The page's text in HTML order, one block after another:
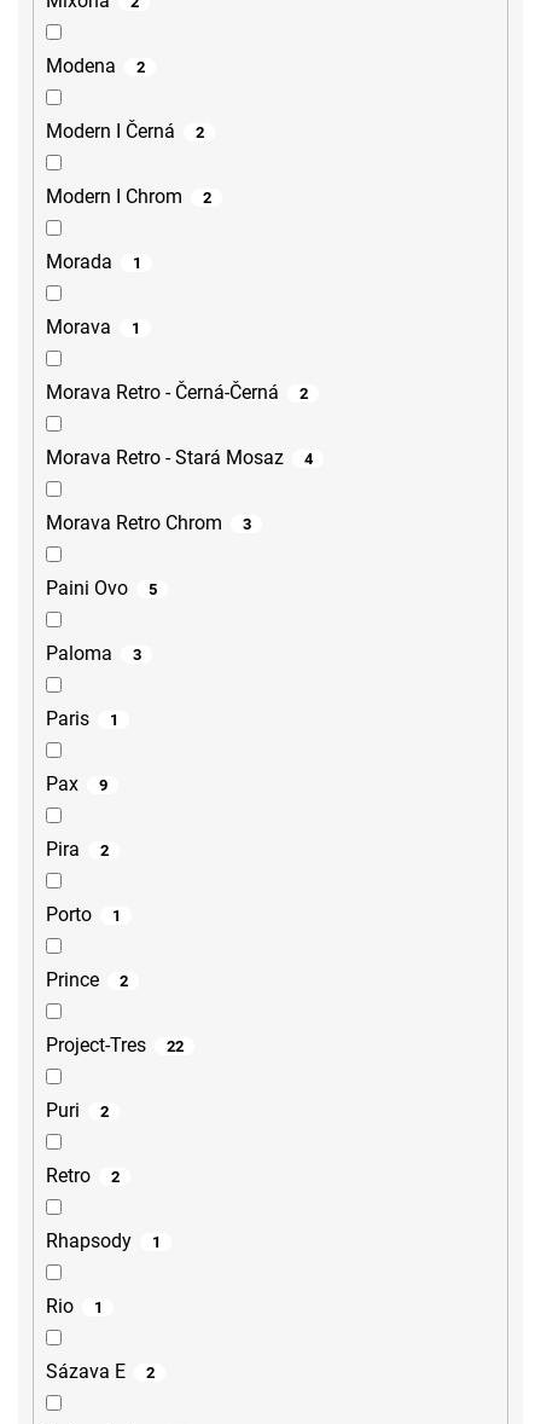
Modena 2
Modern I Černá 2
Modern I Chrom 2
Morada 1
Morava 1
Morava Retro - Černá-Černá 2
Morava Retro - Stará Mosaz 4
Morava Retro Chrom 3
Paini Ovo 5
Paloma 3
Paris 1
Pax 9
Pira 2
Porto 1
Prince 2
Project-Tres 22
Puri 2
Retro 2
Rhapsody 1
Rio 1
Sázava E 2